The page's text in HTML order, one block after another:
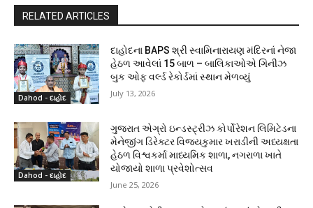
RELATED ARTICLES
Dahod - દાહોદ
દાહોદના BAPS શ્રી સ્વામિનારાયણ મંદિરનાં નેજા
હેઠળ આવેલાં 15 બાળ – બાલિકાઓએ ગિનીઝ
બુક ઓફ વર્લ્ડ રેકોર્ડમાં સ્થાન મેળવ્યું
July 13, 2026
Dahod - દાહોદ
ગુજરાત એગ્રો ઇન્ડસ્ટ્રીઝ કોર્પોરેશન લિમિટેડના
મેનેજીંગ ડિરેક્ટર વિજયકુમાર ખરાડીની અધ્યક્ષતા
હેઠળ વિશ્વકર્મા માધ્યમિક શાળા, નગરાળા ખાતે
યોજાયો શાળા પ્રવેશોત્સવ
June 25, 2026